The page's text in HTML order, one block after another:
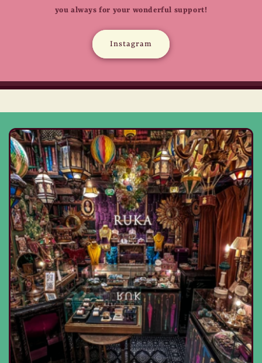
you always for your wonderful support!
Instagram